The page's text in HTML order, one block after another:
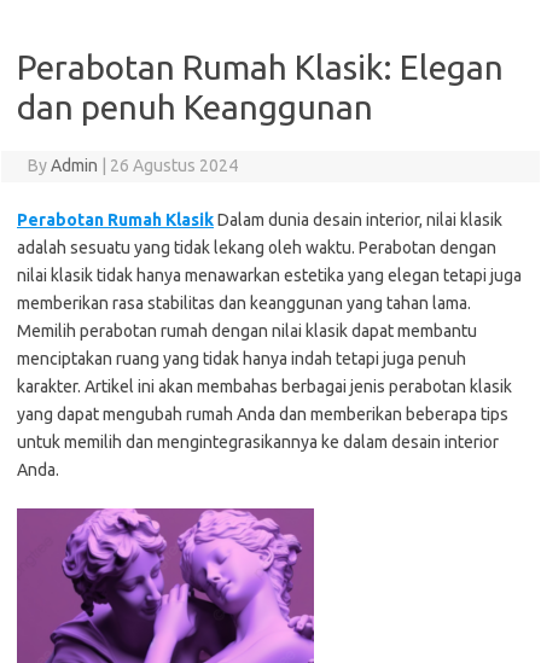
Perabotan Rumah Klasik: Elegan
dan penuh Keanggunan
ByAdmin 26 Agustus 2024
Perabotan Rumah KlasikDalam dunia desain interior, nilai klasik
adalah sesuatu yang tidak lekang oleh waktu. Perabotan dengan
nilai klasik tidak hanya menawarkan estetika yang elegan tetapi juga
memberikan rasa stabilitas dan keanggunan yang tahan lama.
Memilih perabotan rumah dengan nilai klasik dapat membantu
menciptakan ruang yang tidak hanya indah tetapi juga penuh
karakter. Artikel ini akan membahas berbagai jenis perabotan klasik
yang dapat mengubah rumah Anda dan memberikan beberapa tips
untuk memilih dan mengintegrasikannya ke dalam desain interior
Anda.